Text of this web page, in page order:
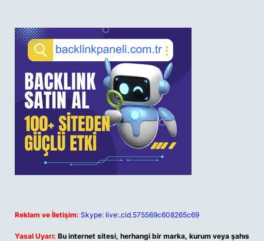
Reklam ve İletişim: Skype: live:.cid.575569c608265c69
Yasal Uyarı: Bu internet sitesi, herhangi bir marka, kurum veya şahıs